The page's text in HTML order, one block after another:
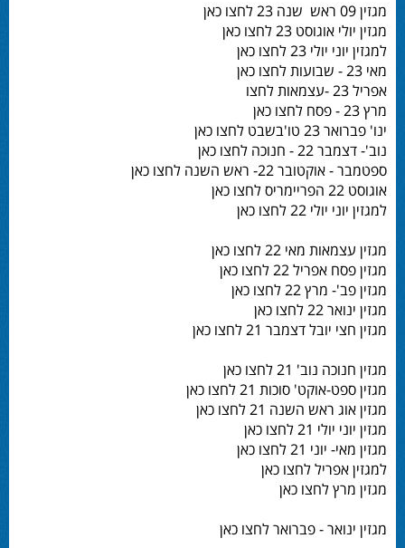
מגזין 09 ראש שנה 23 לחצו כאן
מגזין יולי אוגוסט 23 לחצו כאן
למגזין יוני יולי 23 לחצו כאן
מאי 23 - שבועות לחצו כאן
אפריל 23 -עצמאות לחצו
מרץ 23 - פסח לחצו כאן
ינו' פברואר 23 טו'בשבט לחצו כאן
נוב'- דצמבר 22 - חנוכה לחצו כאן
ספטמבר - אוקטובר 22- ראש השנה לחצו כאן
אוגוסט 22 הפריימריס לחצו כאן
למגזין יוני יולי 22 לחצו כאן
מגזין עצמאות מאי 22 לחצו כאן
מגזין פסח אפריל 22 לחצו כאן
מגזין פב'- מרץ 22 לחצו כאן
מגזין ינואר 22 לחצו כאן
מגזין חצי יובל דצמבר 21 לחצו כאן
מגזין חנוכה נוב' 21 לחצו כאן
מגזין ספט-אוקט' סוכות 21 לחצו כאן
מגזין אוג ראש השנה 21 לחצו כאן
מגזין יוני יולי 21 לחצו כאן
מגזין מאי- יוני 21 לחצו כאן
למגזין אפריל לחצו כאן
מגזין מרץ לחצו כאן
מגזין ינואר - פברואר לחצו כאן